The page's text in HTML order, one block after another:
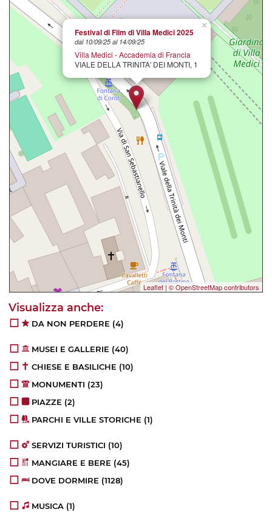
×
Festival di Film di Villa Medici 2025
dal 10/09/25 al 14/09/25
Villa Medici - Accademia di Francia
VIALE DELLA TRINITA' DEI MONTI, 1
Leaflet| © OpenStreetMap contributors
DA NON PERDERE (4)
MUSEI E GALLERIE (40)
CHIESE E BASILICHE (10)
MONUMENTI (23)
PIAZZE (2)
PARCHI E VILLE STORICHE (1)
SERVIZI TURISTICI (10)
MANGIARE E BERE (45)
DOVE DORMIRE (1128)
MUSICA (1)